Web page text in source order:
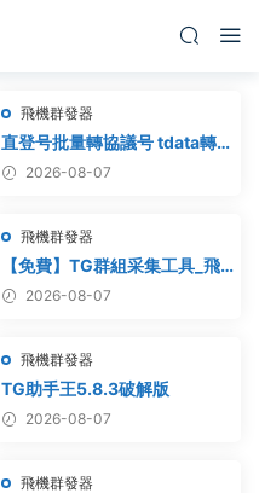
飛機群發器
直登号批量轉協議号 tdata轉
session – 附破解工具
2026-08-07
飛機群發器
【免費】TG群組采集工具_飛
機群組采集軟件_電報群組采集
2026-08-07
飛機群發器
TG助手王5.8.3破解版
2026-08-07
飛機群發器